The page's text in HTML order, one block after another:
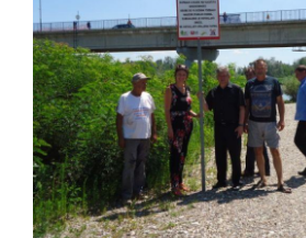
ДОДАТАК ЗА
ВОЈСКЕ РЕПУБЛИКЕ
СОЦИЈАЛНЕ ПОТРЕБЕ
ЈАВНИ ПОЗИВ ЗА
ДВОРИШТЕ
ДОМАЋИНСТАВА,
ЗАЈЕДНИЦА ЕТАЖНИХ